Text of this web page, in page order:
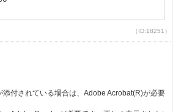
（ID:18251）
付されている場合は、Adobe Acrobat(R)が必要